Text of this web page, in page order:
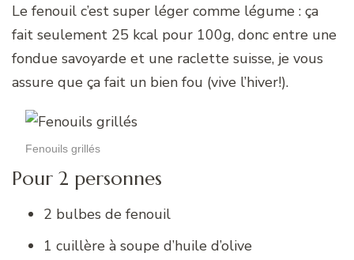
Le fenouil c’est super léger comme légume : ça
fait seulement 25 kcal pour 100g, donc entre une
fondue savoyarde et une raclette suisse, je vous
assure que ça fait un bien fou (vive l’hiver!).
Fenouils grillés
Pour 2 personnes
2 bulbes de fenouil
1 cuillère à soupe d’huile d’olive